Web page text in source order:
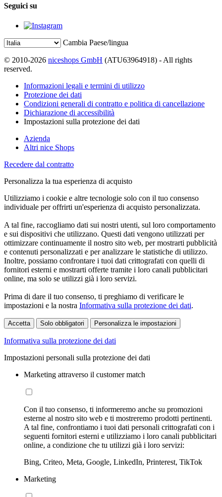
Seguici su
Cambia Paese/lingua
© 2010-2026 niceshops GmbH (ATU63964918) - All rights
reserved.
Informazioni legali e termini di utilizzo
Protezione dei dati
Condizioni generali di contratto e politica di cancellazione
Dichiarazione di accessibilità
Impostazioni sulla protezione dei dati
Azienda
Altri nice Shops
Recedere dal contratto
Personalizza la tua esperienza di acquisto
Utilizziamo i cookie e altre tecnologie solo con il tuo consenso
individuale per offrirti un'esperienza di acquisto personalizzata.
A tal fine, raccogliamo dati sui nostri utenti, sul loro comportamento
e sui dispositivi che utilizzano. Questi dati vengono utilizzati per
ottimizzare continuamente il nostro sito web, per mostrarti pubblicità
e contenuti personalizzati e per analizzare le statistiche di utilizzo.
Inoltre, possiamo confrontare i tuoi dati crittografati con quelli di
fornitori esterni e mostrarti offerte tramite i loro canali pubblicitari
online, ma solo se utilizzi già i loro servizi.
Prima di dare il tuo consenso, ti preghiamo di verificare le
impostazioni e la nostra Informativa sulla protezione dei dati.
Accetta Solo obbligatori Personalizza le impostazioni
Informativa sulla protezione dei dati
Impostazioni personali sulla protezione dei dati
Marketing attraverso il customer match
Con il tuo consenso, ti informeremo anche su promozioni
esterne al nostro sito web e ti mostreremo prodotti pertinenti.
A tal fine, confrontiamo i tuoi dati personali crittografati con i
seguenti fornitori esterni e utilizziamo i loro canali pubblicitari
online, a condizione che tu utilizzi già i loro servizi:
Bing, Criteo, Meta, Google, LinkedIn, Printerest, TikTok
Marketing